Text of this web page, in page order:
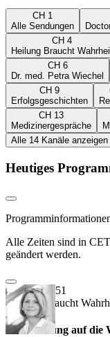
CH 1
Alle Sendungen
CH 4
Heilung Braucht
CH 6
Dr. med. Petra Wiechel
CH 9
Erfolgsgeschichten
CH 13
Medizinergespräche
Alle 14 Kanäle anzeigen
Heutiges
Alle Zeiten sind in
geändert werden.
07:26 – 07:51
Heilung Braucht
Vorbereitung auf die